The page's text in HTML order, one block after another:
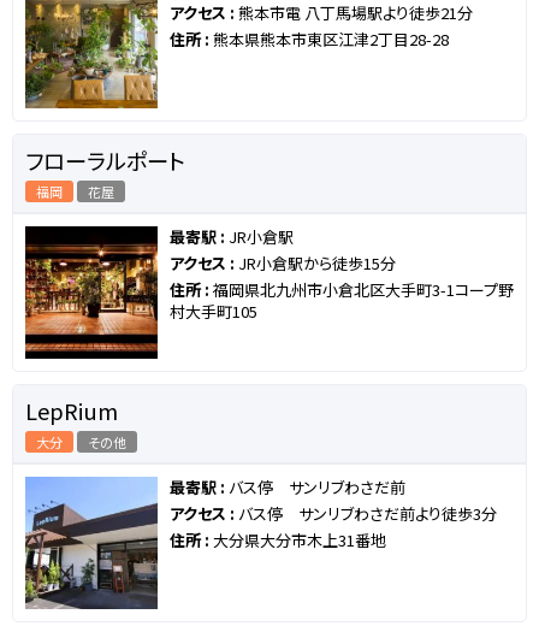
アクセス : 熊本市電 八丁馬場駅より徒歩21分
住所 : 熊本県熊本市東区江津2丁目28-28
フローラルポート
福岡 花屋
最寄駅 : JR小倉駅
アクセス : JR小倉駅から徒歩15分
住所 : 福岡県北九州市小倉北区大手町3-1コープ野
村大手町105
LepRium
大分 その他
最寄駅 : バス停 サンリブわさだ前
アクセス : バス停 サンリブわさだ前より徒歩3分
住所 : 大分県大分市木上31番地